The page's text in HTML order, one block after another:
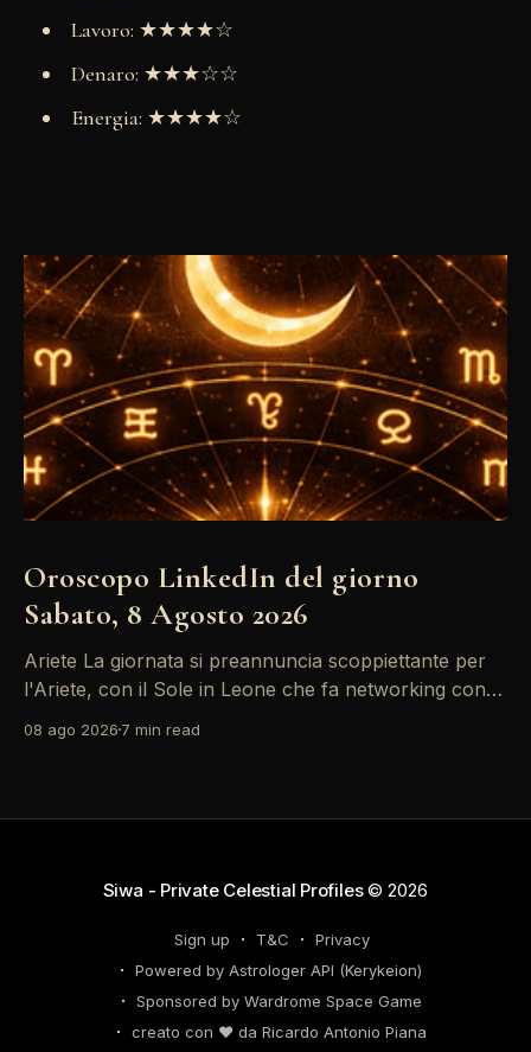
Lavoro: ★★★★☆
Denaro: ★★★☆☆
Energia: ★★★★☆
Oroscopo LinkedIn del giorno
Sabato, 8 Agosto 2026
Ariete La giornata si preannuncia scoppiettante per
l'Ariete, con il Sole in Leone che fa networking con la
d'oro per postare un aggiornamento che incapsuli la
08 ago 2026 7 min read
Siwa - Private Celestial Profiles© 2026
Sign up T&C
Privacy
Powered by Astrologer API (Kerykeion)
Sponsored by Wardrome Space Game
creato con ❤️ da Ricardo Antonio Piana